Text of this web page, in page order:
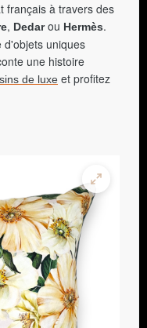
français à travers des
, Dedarou Hermès.
d'objets uniques
une histoire
de luxe et profitez